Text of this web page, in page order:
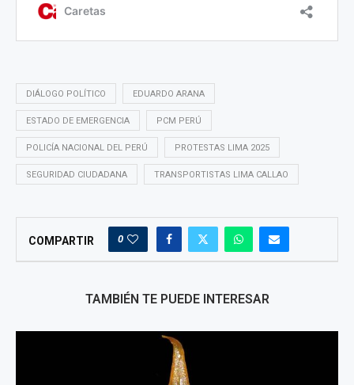
DIÁLOGO POLÍTICO EDUARDO ARANA
ESTADO DE EMERGENCIA PCM PERÚ
POLICÍA NACIONAL DEL PERÚ PROTESTAS LIMA 2025
SEGURIDAD CIUDADANA TRANSPORTISTAS LIMA CALLAO
COMPARTIR 0
TAMBIÉN TE PUEDE INTERESAR